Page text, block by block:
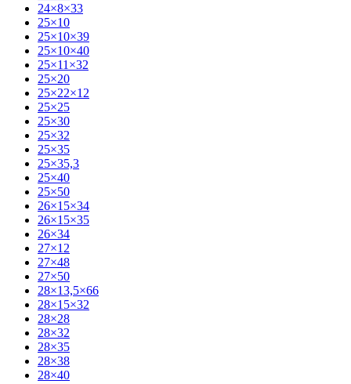
24×8×33
25×10
25×10×39
25×10×40
25×11×32
25×20
25×22×12
25×25
25×30
25×32
25×35
25×35,3
25×40
25×50
26×15×34
26×15×35
26×34
27×12
27×48
27×50
28×13,5×66
28×15×32
28×28
28×32
28×35
28×38
28×40